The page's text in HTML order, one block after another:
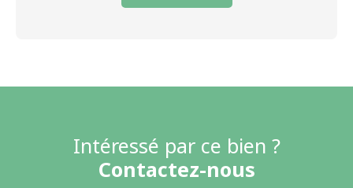
Intéressé par ce bien ?
Contactez-nous